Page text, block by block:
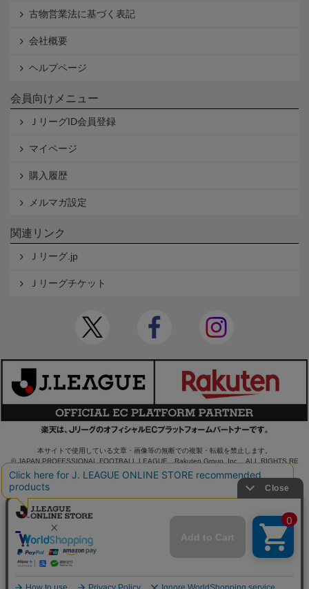
古物営業法に基づく表記
会社概要
ヘルプページ
会員向けメニュー
ＪリーグID会員登録
マイページ
購入履歴
メルマガ設定
関連リンク
Ｊリーグ.jp
Ｊリーグチケット
本サイトで使用している文章・画像等の無断での複製・転載を禁止します。
© JAPAN PROFESSIONAL FOOTBALL LEAGUE Rakuten Group, Inc. ALL RIGHTS RE
SERVED.